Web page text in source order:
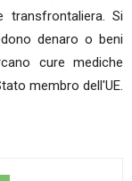
Si
denaro o beni
cure mediche
membro dell'UE.